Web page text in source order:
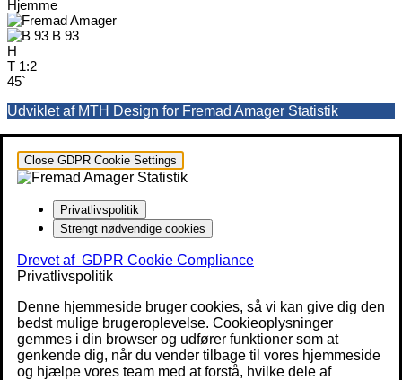
Hjemme
B 93
H
T 1:2
45`
Udviklet af MTH Design for Fremad Amager Statistik
Close GDPR Cookie Settings
Privatlivspolitik
Strengt nødvendige cookies
Drevet af GDPR Cookie Compliance
Privatlivspolitik
Denne hjemmeside bruger cookies, så vi kan give dig den
bedst mulige brugeroplevelse. Cookieoplysninger
gemmes i din browser og udfører funktioner som at
genkende dig, når du vender tilbage til vores hjemmeside
og hjælpe vores team med at forstå, hvilke dele af